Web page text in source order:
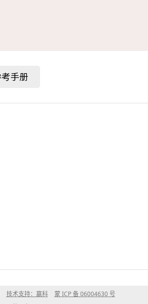
技术支持：赢科
蒙 ICP 备 06004630 号